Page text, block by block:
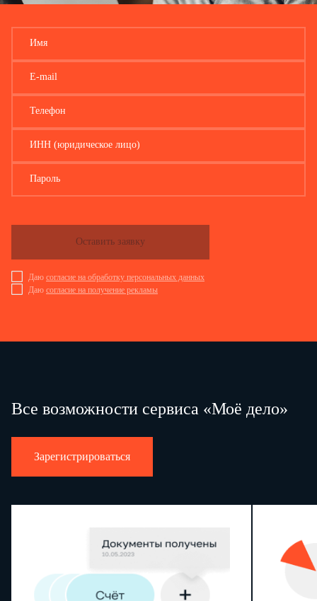
Имя
E-mail
Телефон
ИНН (юридическое лицо)
Пароль
Даю согласие на обработку персональных данных
Даю согласие на получение рекламы
Оставить заявку
Все возможности сервиса «Моё дело»
Зарегистрироваться